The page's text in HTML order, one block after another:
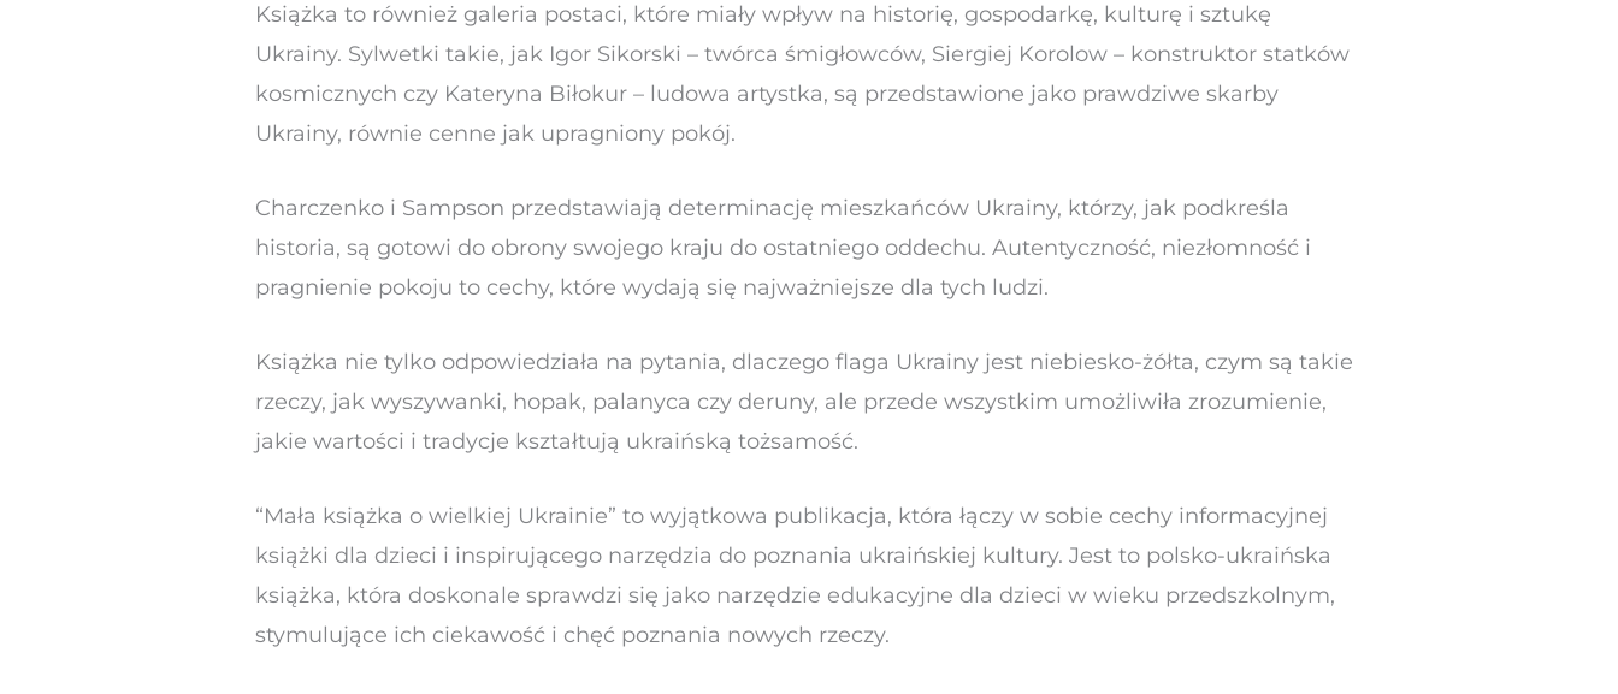
Książka to również galeria postaci, które miały wpływ na historię, gospodarkę, kulturę i sztukę
Ukrainy. Sylwetki takie, jak Igor Sikorski – twórca śmigłowców, Siergiej Korolow – konstruktor statków
kosmicznych czy Kateryna Biłokur – ludowa artystka, są przedstawione jako prawdziwe skarby
Ukrainy, równie cenne jak upragniony pokój.
Charczenko i Sampson przedstawiają determinację mieszkańców Ukrainy, którzy, jak podkreśla
historia, są gotowi do obrony swojego kraju do ostatniego oddechu. Autentyczność, niezłomność i
pragnienie pokoju to cechy, które wydają się najważniejsze dla tych ludzi.
Książka nie tylko odpowiedziała na pytania, dlaczego flaga Ukrainy jest niebiesko-żółta, czym są takie
rzeczy, jak wyszywanki, hopak, palanyca czy deruny, ale przede wszystkim umożliwiła zrozumienie,
jakie wartości i tradycje kształtują ukraińską tożsamość.
“Mała książka o wielkiej Ukrainie” to wyjątkowa publikacja, która łączy w sobie cechy informacyjnej
książki dla dzieci i inspirującego narzędzia do poznania ukraińskiej kultury. Jest to polsko-ukraińska
książka, która doskonale sprawdzi się jako narzędzie edukacyjne dla dzieci w wieku przedszkolnym,
stymulujące ich ciekawość i chęć poznania nowych rzeczy.